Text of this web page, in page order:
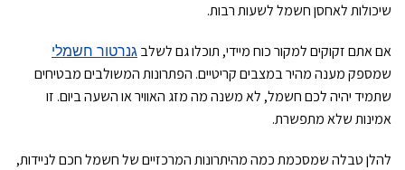
שיכולות לאחסן חשמל לשעות רבות.
אם אתם זקוקים למקור כוח מיידי, תוכלו גם לשלב גנרטור חשמלי
שמספק מענה מהיר במצבים קריטיים. הפתרונות המשולבים מבטיחים
שתמיד יהיה לכם חשמל, לא משנה מה מזג האוויר או השעה ביום. זו
אמינות שלא מתפשרת.
להלן טבלה שמסכמת כמה מהיתרונות המרכזיים של חשמל חכם לניידות,